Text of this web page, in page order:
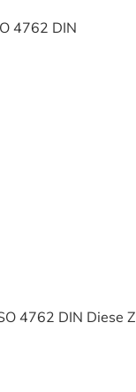
von 4.5 von
4762 DIN Diese